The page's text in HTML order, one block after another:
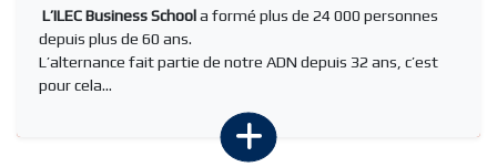
L’ILEC Business Schoola formé plus de 24 000 personnes
depuis plus de 60 ans.
L’alternance fait partie de notre ADN depuis 32 ans, c’est
pour cela...